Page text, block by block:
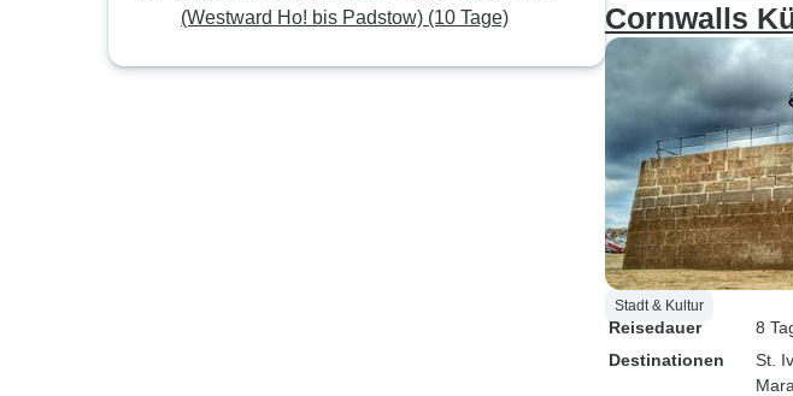
(Westward Ho! bis Padstow) (10 Tage)
Cornwalls
Stadt & Kultur
Reisedauer
8
Destinationen
St.